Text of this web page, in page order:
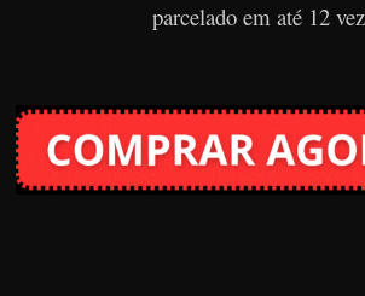
parcelado em até 12